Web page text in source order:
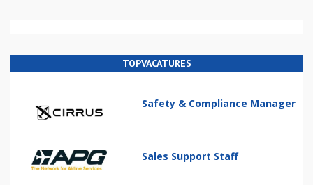
TOPVACATURES
Safety & Compliance Manager
Sales Support Staff